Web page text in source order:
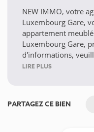
NEW IMMO, votre
Luxembourg Gare,
appartement
Luxembourg Gare,
d'informations,
LIRE PLUS
PARTAGEZ CE BIEN